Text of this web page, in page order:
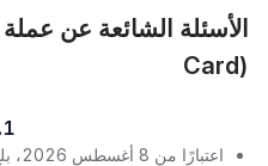
Card)
1. كم سعر BNB Card اليوم؟